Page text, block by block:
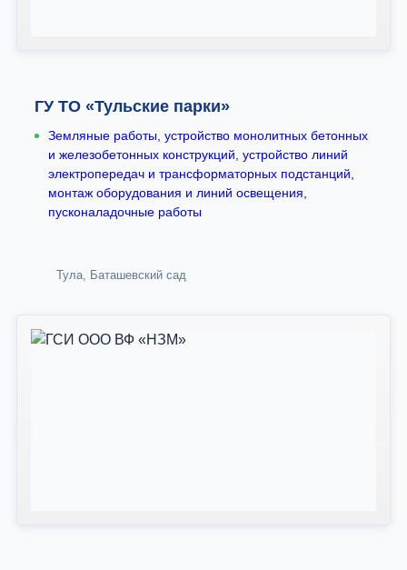
ГУ ТО «Тульские парки»
Земляные работы, устройство монолитных бетонных
и железобетонных конструкций, устройство линий
электропередач и трансформаторных подстанций,
монтаж оборудования и линий освещения,
пусконаладочные работы
Тула, Баташевский сад